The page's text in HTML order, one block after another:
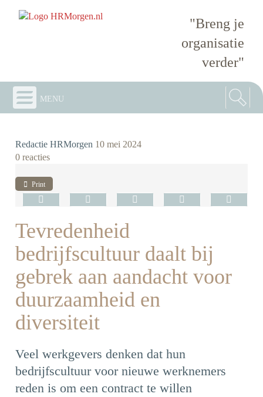
"Breng je
organisatie
verder"
menu
Redactie HRMorgen 10 mei 2024
0 reacties
Print
Tevredenheid
bedrijfscultuur daalt bij
gebrek aan aandacht voor
duurzaamheid en
diversiteit
Veel werkgevers denken dat hun
bedrijfscultuur voor nieuwe werknemers
reden is om een contract te willen